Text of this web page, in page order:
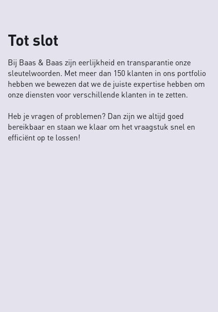
Tot slot
Bij Baas & Baas zijn eerlijkheid en transparantie onze
sleutelwoorden. Met meer dan 150 klanten in ons portfolio
hebben we bewezen dat we de juiste expertise hebben om
onze diensten voor verschillende klanten in te zetten.
Heb je vragen of problemen? Dan zijn we altijd goed
bereikbaar en staan we klaar om het vraagstuk snel en
efficiënt op te lossen!